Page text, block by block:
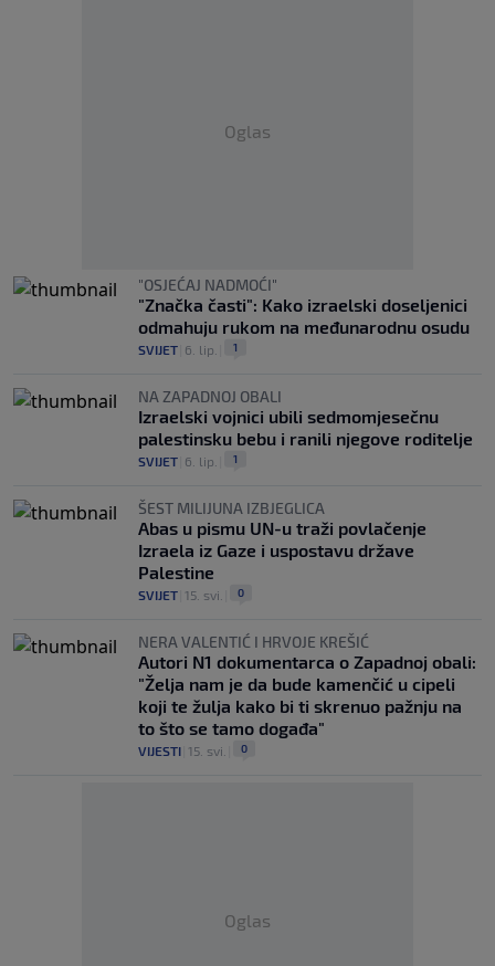
Oglas
"OSJEĆAJ NADMOĆI"
"Značka časti": Kako izraelski doseljenici
odmahuju rukom na međunarodnu osudu
SVIJET 6. lip. 1
NA ZAPADNOJ OBALI
Izraelski vojnici ubili sedmomjesečnu
palestinsku bebu i ranili njegove roditelje
SVIJET 6. lip. 1
ŠEST MILIJUNA IZBJEGLICA
Abas u pismu UN-u traži povlačenje
Izraela iz Gaze i uspostavu države
Palestine
SVIJET 15. svi. 0
NERA VALENTIĆ I HRVOJE KREŠIĆ
Autori N1 dokumentarca o Zapadnoj obali:
"Želja nam je da bude kamenčić u cipeli
koji te žulja kako bi ti skrenuo pažnju na
to što se tamo događa"
VIJESTI 15. svi. 0
Oglas